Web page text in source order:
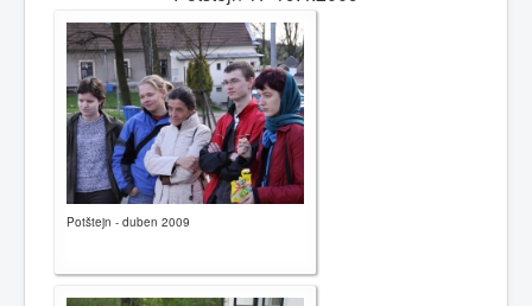
12345
Hauptseite
Geschichte
Kontakte
Potštejn - duben 2009